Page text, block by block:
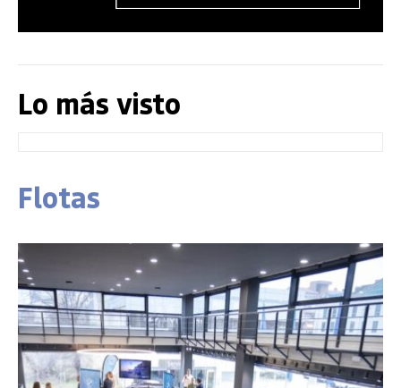
Lo más visto
Flotas